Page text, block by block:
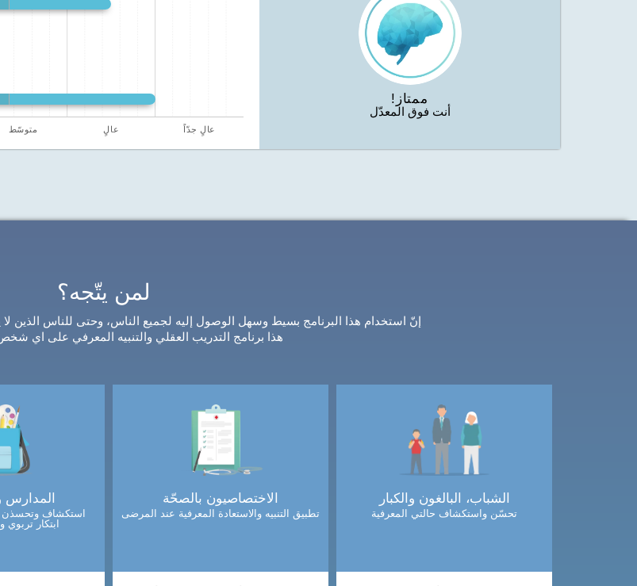
ممتاز!
أنت فوق المعدّل
متوسّط عالٍ عالٍ جدّاً
لمن يتّجه؟
إنّ استخدام هذا البرنامج بسيط وسهل الوصول إليه لجميع الناس، وحتى للناس الذين
هذا برنامج التدريب العقلي والتنبيه المعرفي على اي
الشباب، البالغون والكبار
تحسّن واستكشاف حالتي المعرفية
الاختصاصيون بالصحّة
تطبيق التنبيه والاستعادة المعرفية عند المرضى
استكشاف وتحسذن
ابتكار تربوي